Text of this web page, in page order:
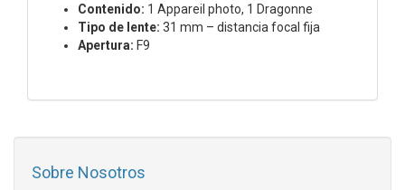
Contenido: 1 Appareil photo, 1 Dragonne
Tipo de lente: 31 mm – distancia focal fija
Apertura: F9
Sobre Nosotros